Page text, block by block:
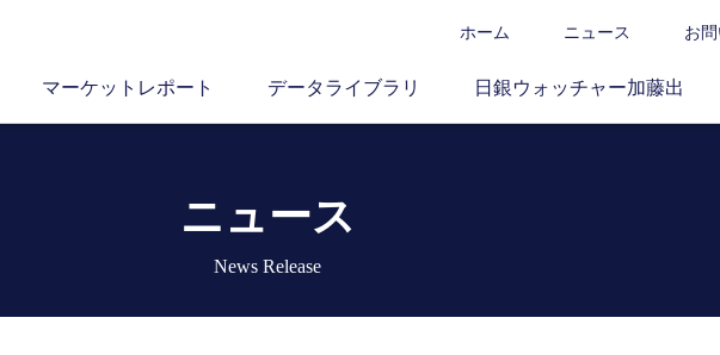
ホーム ニュース お
マーケットレポート データライブラリ 日銀ウォッチャー加藤出
ニュース
News Release